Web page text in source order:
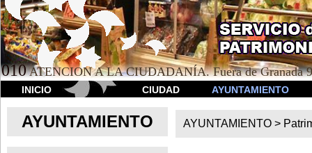
010 ATENCION A LA CIUDADANÍA. Fuera de Granada
INICIO CIUDAD AYUNTAMIENTO
AYUNTAMIENTO AYUNTAMIENTO >